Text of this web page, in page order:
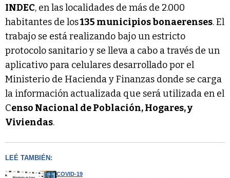
INDEC, en las localidades de más de 2.000
habitantes de los135 municipios bonaerenses. El
trabajo se está realizando bajo un estricto
protocolo sanitario y se lleva a cabo a través de un
aplicativo para celulares desarrollado por el
Ministerio de Hacienda y Finanzas donde se carga
la información actualizada que será utilizada en el
Censo Nacional de Población, Hogares, y
Viviendas.
LEÉ TAMBIÉN:
COVID-19